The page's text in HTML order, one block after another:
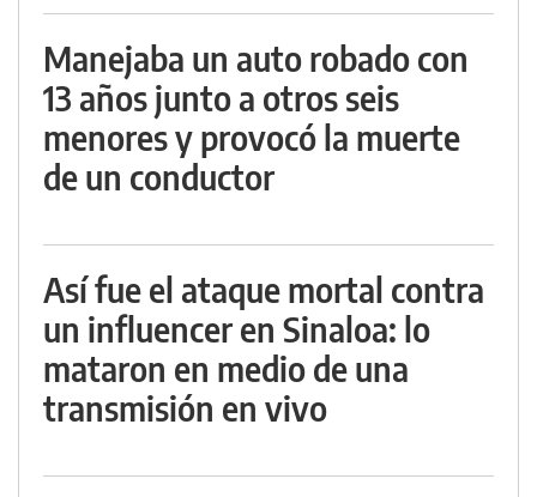
Manejaba un auto robado con
13 años junto a otros seis
menores y provocó la muerte
de un conductor
Así fue el ataque mortal contra
un influencer en Sinaloa: lo
mataron en medio de una
transmisión en vivo